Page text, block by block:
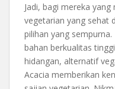
Jadi, bagi mereka
vegetarian yang sehat
pilihan yang
bahan berkualitas
hidangan, alternatif
Acacia memberikan